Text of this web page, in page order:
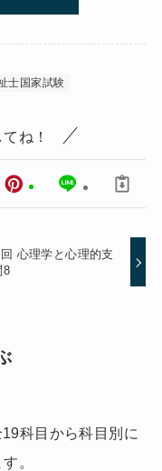
士国家試験
ね！
心理学と心理的支
8
科目から科目別に
。